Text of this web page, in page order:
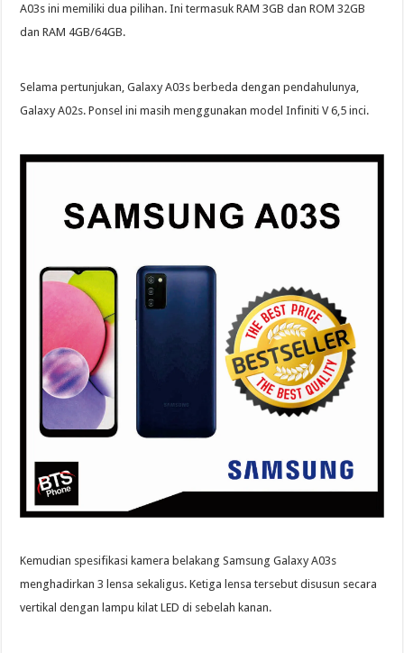
A03s ini memiliki dua pilihan. Ini termasuk RAM 3GB dan ROM 32GB
dan RAM 4GB/64GB.
Selama pertunjukan, Galaxy A03s berbeda dengan pendahulunya,
Galaxy A02s. Ponsel ini masih menggunakan model Infiniti V 6,5 inci.
Kemudian spesifikasi kamera belakang Samsung Galaxy A03s
menghadirkan 3 lensa sekaligus. Ketiga lensa tersebut disusun secara
vertikal dengan lampu kilat LED di sebelah kanan.